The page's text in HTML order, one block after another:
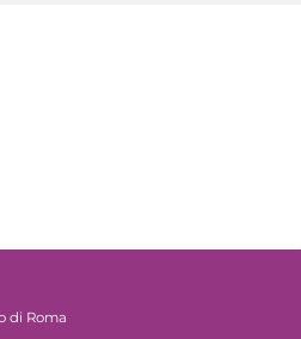
di Roma